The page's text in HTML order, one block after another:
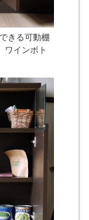
きる可動棚
ワインボト